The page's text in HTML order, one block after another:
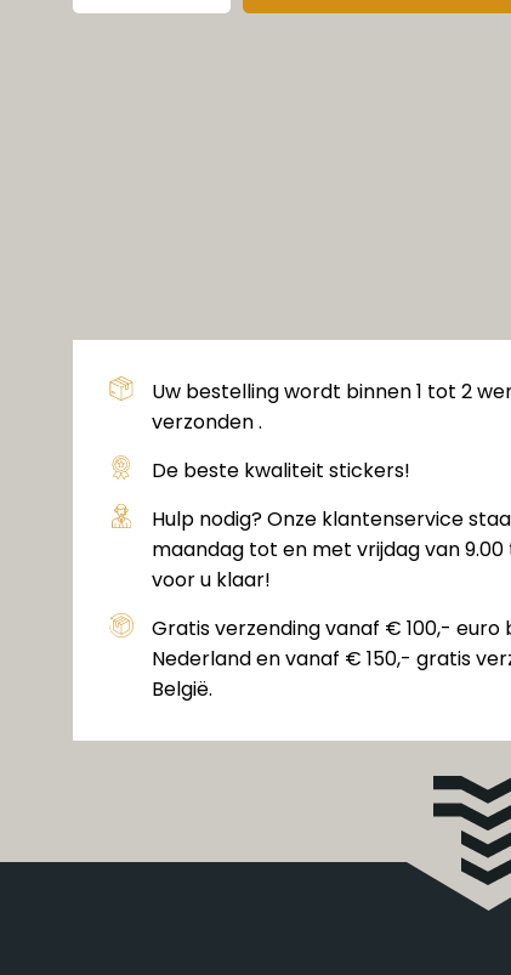
Uw bestelling wordt binnen 1 tot 2
verzonden .
De beste kwaliteit stickers!
Hulp nodig? Onze klantenservice
maandag tot en met vrijdag van 9.00
voor u klaar!
Gratis verzending vanaf € 100,- euro
Nederland en vanaf € 150,- gratis
België.